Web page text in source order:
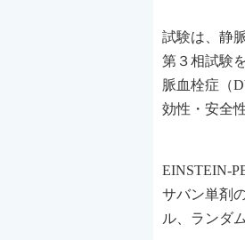
試験は、静
第３相試験
脈血栓症（
効性・安全
EINSTEIN-
サバン単剤
ル、ランダ